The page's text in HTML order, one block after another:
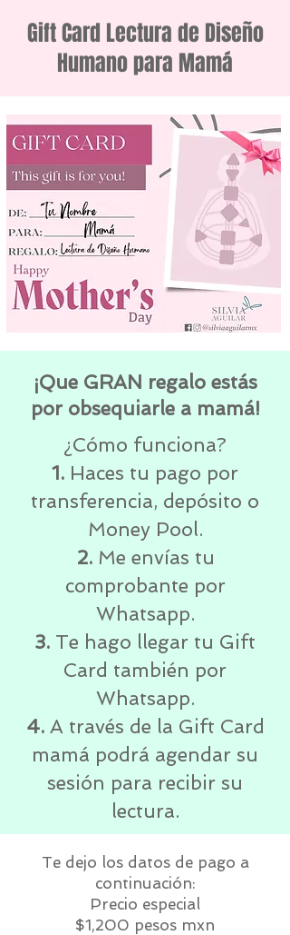
Gift Card Lectura de Diseño
Humano para Mamá
¡Que GRAN regalo estás
por obsequiarle a mamá!
¿Cómo funciona?
1. Haces tu pago por
transferencia, depósito o
Money Pool.
2.Me envías tu
comprobante por
Whatsapp.
3. Te hago llegar tu Gift
Card también por
Whatsapp.
4.A través de la Gift Card
mamá podrá agendar su
sesión para recibir su
lectura.
Te dejo los datos de pago a
continuación:
Precio especial
$1,200 pesos mxn